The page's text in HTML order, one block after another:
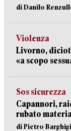
di Danilo
Violenza
Livorno,
«a scopo
Sos sicurezza
Capannori,
rubato
di Pietro